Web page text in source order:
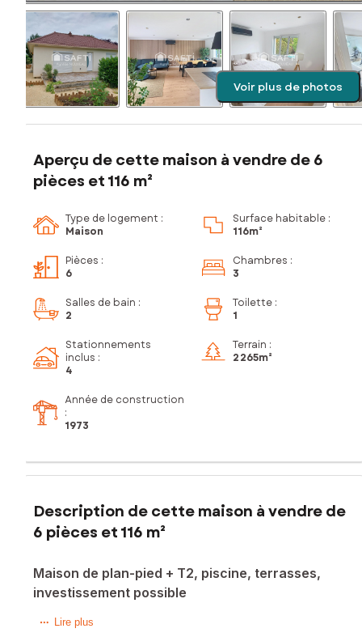
Voir plus de photos
Aperçu de cette maison à vendre de 6
pièces et 116 m²
Type de logement :
Maison
Surface habitable :
116m²
Pièces :
6
Chambres :
3
Salles de bain :
2
Toilette :
1
Stationnements
inclus :
4
Terrain :
2 265m²
Année de construction
:
1973
Description de cette maison à vendre de
6 pièces et 116 m²
Maison de plan-pied + T2, piscine, terrasses,
investissement possible
Située à Vendat (03110), cette propriété offre un cadre
Lire plus